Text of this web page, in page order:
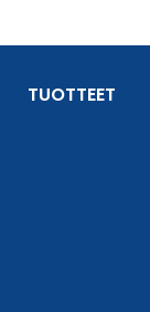
TUOTTEET